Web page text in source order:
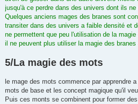
jusqu'à ce perdre dans des univers dont ils ne
Quelques anciens mages des branes sont
transiter dans des univers a faible densité et
ne permettent que peu l'utilisation de la
il ne peuvent plus utiliser la magie des
5/La magie des mots
le mage des mots commence par apprendre
mots de base et les concept magique qu'il
Puis ces monts se combinent pour former